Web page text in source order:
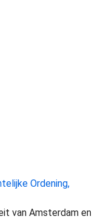
Ordening,
van Amsterdam en